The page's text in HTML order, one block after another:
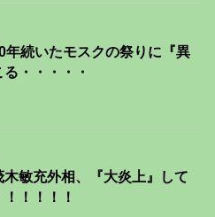
年続いたモスクの祭りに『異
・・・・・
木敏充外相、『大炎上』して
！！！！